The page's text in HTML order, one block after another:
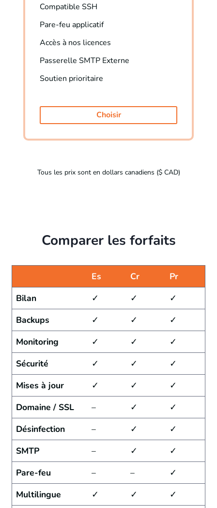
Compatible SSH
Pare-feu applicatif
Accès à nos licences
Passerelle SMTP Externe
Soutien prioritaire
Choisir
Tous les prix sont en dollars canadiens ($ CAD)
Comparer les forfaits
Es Cr
Pr
Bilan
✓ ✓
✓
Backups
✓ ✓
✓
Monitoring
✓ ✓
✓
Sécurité
✓ ✓
✓
Mises à jour
✓ ✓
✓
Domaine / SSL
– ✓
✓
Désinfection
– ✓
✓
SMTP
– ✓
✓
Pare-feu
– –
✓
Multilingue
✓ ✓
✓